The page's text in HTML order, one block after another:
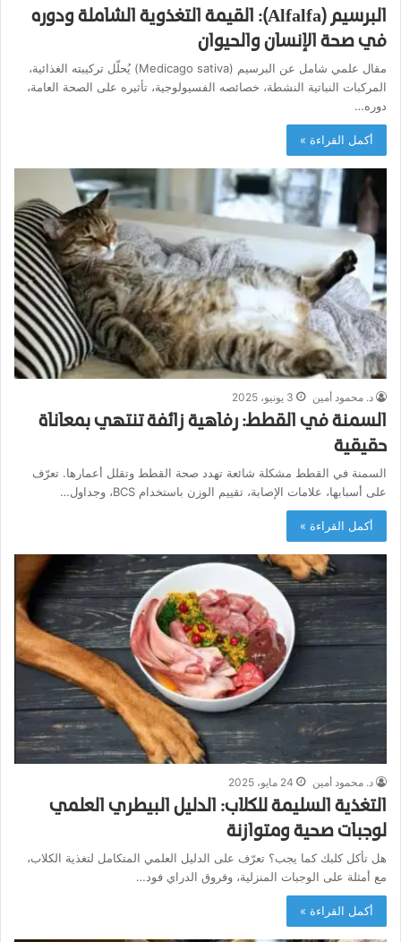
البرسيم (Alfalfa): القيمة التغذوية الشاملة ودوره
في صحة الإنسان والحيوان
مقال علمي شامل عن البرسيم (Medicago sativa) يُحلّل تركيبته الغذائية،
المركبات النباتية النشطة، خصائصه الفسيولوجية، تأثيره على الصحة العامة،
دوره…
أكمل القراءة »
د. محمود أمين 3 يونيو، 2025
السمنة في القطط: رفاهية زائفة تنتهي بمعاناة
حقيقية
السمنة في القطط مشكلة شائعة تهدد صحة القطط وتقلل أعمارها. تعرّف
على أسبابها، علامات الإصابة، تقييم الوزن باستخدام BCS، وجداول…
أكمل القراءة »
د. محمود أمين 24 مايو، 2025
التغذية السليمة للكلاب: الدليل البيطري العلمي
لوجبات صحية ومتوازنة
هل تأكل كلبك كما يجب؟ تعرّف على الدليل العلمي المتكامل لتغذية الكلاب،
مع أمثلة على الوجبات المنزلية، وفروق الدراي فود…
أكمل القراءة »